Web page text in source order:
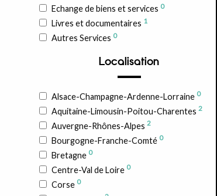
Echange de biens et services 0
Livres et documentaires 1
Autres Services 0
Localisation
Alsace-Champagne-Ardenne-Lorraine 0
Aquitaine-Limousin-Poitou-Charentes 2
Auvergne-Rhônes-Alpes 2
Bourgogne-Franche-Comté 0
Bretagne 0
Centre-Val de Loire 0
Corse 0